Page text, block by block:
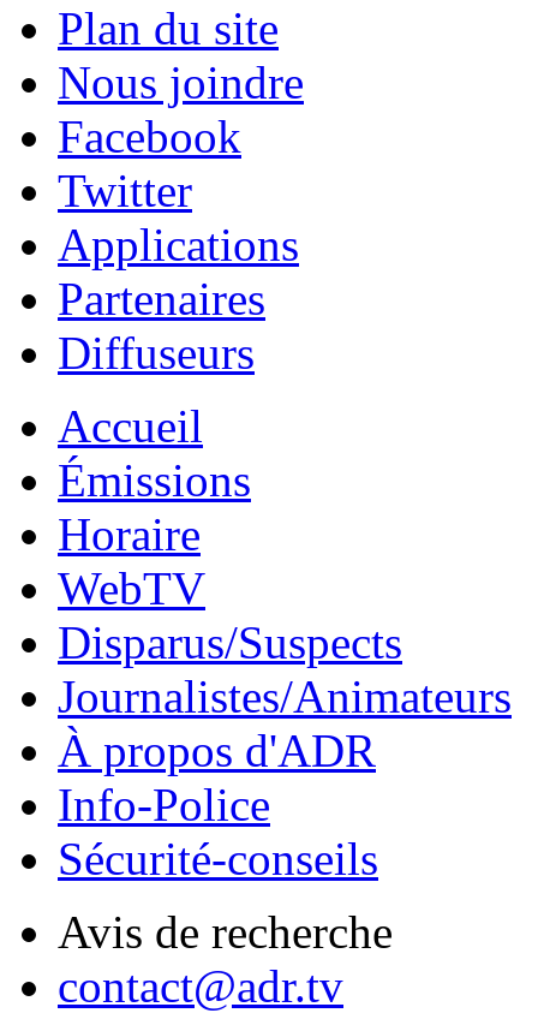
Plan du site
Nous joindre
Facebook
Twitter
Applications
Partenaires
Diffuseurs
Accueil
Émissions
Horaire
WebTV
Disparus/Suspects
Journalistes/Animateurs
À propos d'ADR
Info-Police
Sécurité-conseils
Avis de recherche
contact@adr.tv